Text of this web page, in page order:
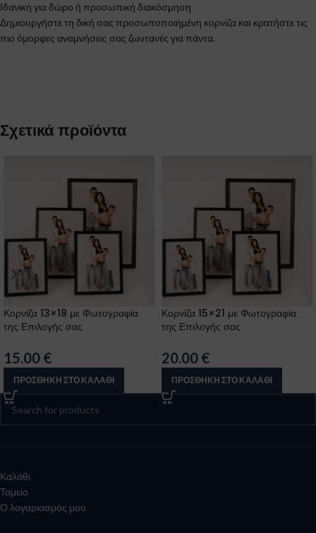
Ιδανική για δώρο ή προσωπική διακόσμηση
Δημιουργήστε τη δική σας προσωποποιημένη κορνίζα και κρατήστε τις
πιο όμορφες αναμνήσεις σας ζωντανές για πάντα.
Σχετικά προϊόντα
Κορνίζα 13×18 με Φωτογραφία
της Επιλογής σας
15.00 €
ΠΡΟΣΘΉΚΗ ΣΤΟ ΚΑΛΆΘΙ
Κορνίζα 15×21 με Φωτογραφία
της Επιλογής σας
20.00 €
ΠΡΟΣΘΉΚΗ ΣΤΟ ΚΑΛΆΘΙ
Καλάθι
Ταμείο
Ο λογαριασμός μου